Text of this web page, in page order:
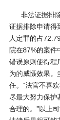
非法证据排
证据排除申请得
人定罪的占
院在87%的案
错误原则使得程
为的威慑效果。
任。“法官不喜
尽最大努力保护
合理的。”以上